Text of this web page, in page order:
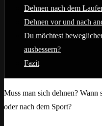
Dehnen nach dem
Dehnen vor und nach
Du möchtest
ausbessern?
Fazit
Muss man sich dehnen?
oder nach dem Sport?